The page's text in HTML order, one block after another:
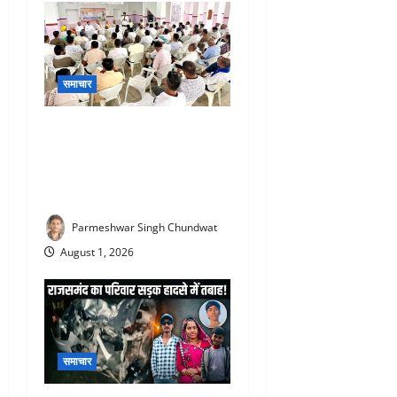
समाचार
Parmeshwar Singh Chundwat
August 1, 2026
समाचार